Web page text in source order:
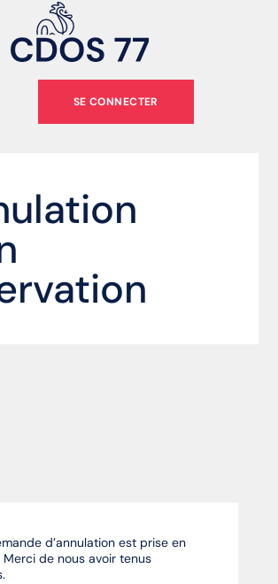
SE CONNECTER
d’annulation est prise en
de nous avoir tenus